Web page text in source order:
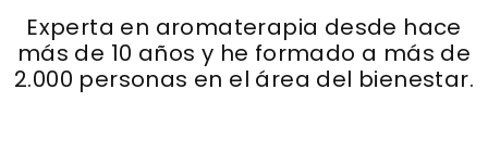
Experta en aromaterapia desde hace
más de 10 años y he formado a más de
2.000 personas en el área del bienestar.